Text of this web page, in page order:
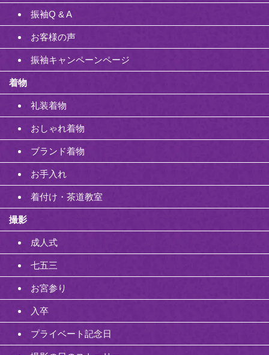
振袖Q & A
お客様の声
振袖キャンペーンページ
着物
礼装着物
おしゃれ着物
ブランド着物
お手入れ
着付け・茶道教室
撮影
成人式
七五三
お宮参り
入卒
プライベート記念日